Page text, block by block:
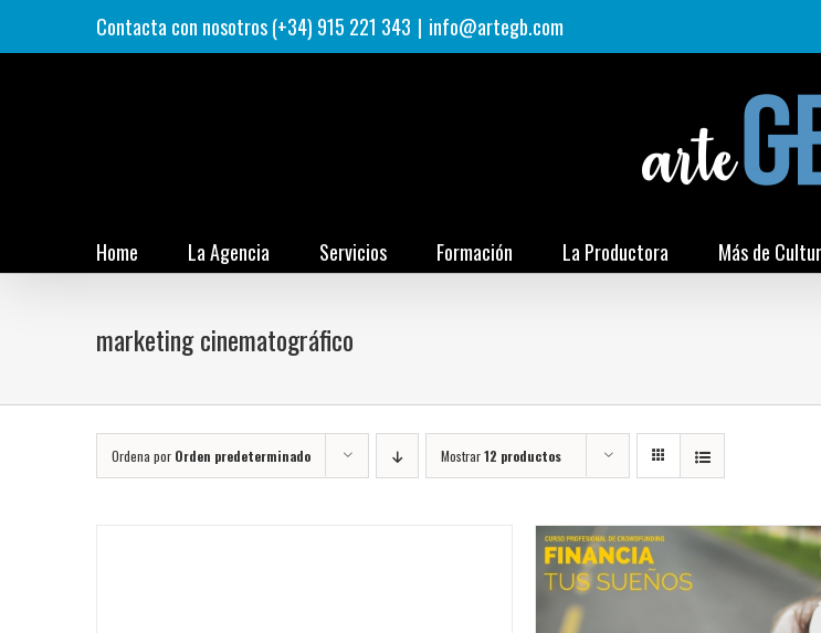
al
Contacta con nosotros (+34) 915 221 343 | info@artegb.com
Home La Agencia Servicios Formación La Productora Más de
marketing cinematográfico
Ordena por Orden predeterminado Mostrar12 productos